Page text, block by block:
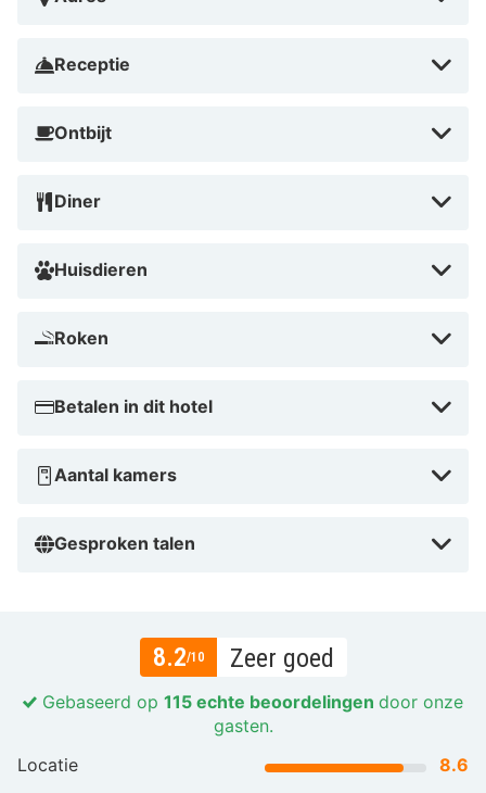
ligging is dit een fijne keuze voor een ontspannen
Receptie
Ontbijt
Diner
Huisdieren
Roken
Betalen in dit hotel
Aantal kamers
Gesproken talen
8.2/10 Zeer goed
Gebaseerd op 115 echte beoordelingen door onze
gasten.
Locatie
8.6